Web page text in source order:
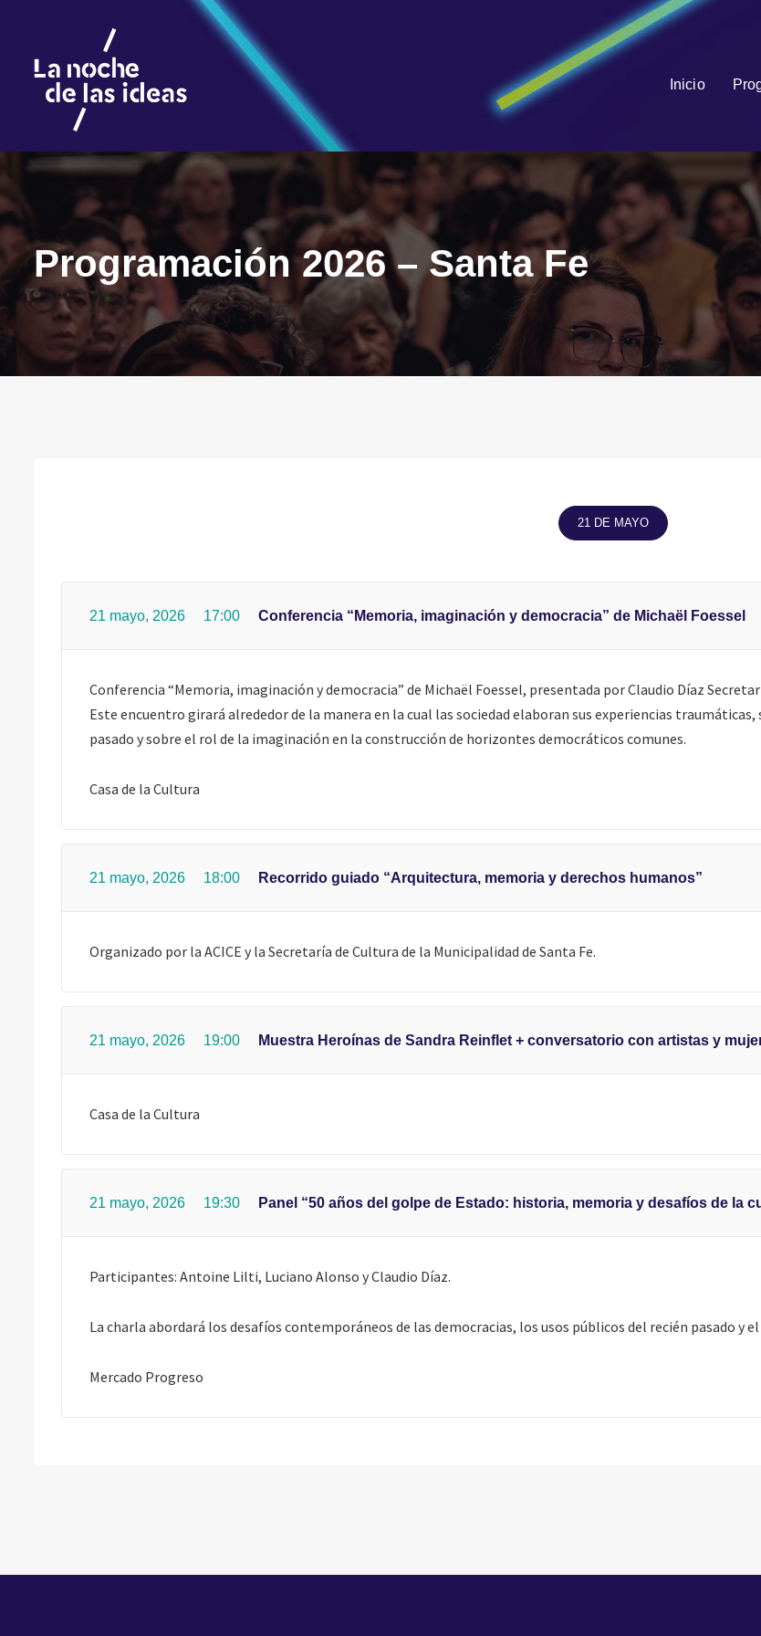
Inicio
Programación 2026 – Santa Fe
21 DE MAYO
21 mayo, 2026 17:00 Conferencia “Memoria, imaginación y democracia” de Michaël Foessel
Conferencia “Memoria, imaginación y democracia” de Michaël Foessel, presentada por Claudio Díaz
Este encuentro girará alrededor de la manera en la cual las sociedad elaboran sus experiencias
pasado y sobre el rol de la imaginación en la construcción de horizontes democráticos comunes.
Casa de la Cultura
21 mayo, 2026 18:00 Recorrido guiado “Arquitectura, memoria y derechos humanos”
Organizado por la ACICE y la Secretaría de Cultura de la Municipalidad de Santa Fe.
21 mayo, 2026 19:00 Muestra Heroínas de Sandra Reinflet + conversatorio con artistas y
Casa de la Cultura
21 mayo, 2026 19:30 Panel “50 años del golpe de Estado: historia, memoria y desafíos de la
Participantes: Antoine Lilti, Luciano Alonso y Claudio Díaz.
La charla abordará los desafíos contemporáneos de las democracias, los usos públicos del recién pasado y
Mercado Progreso